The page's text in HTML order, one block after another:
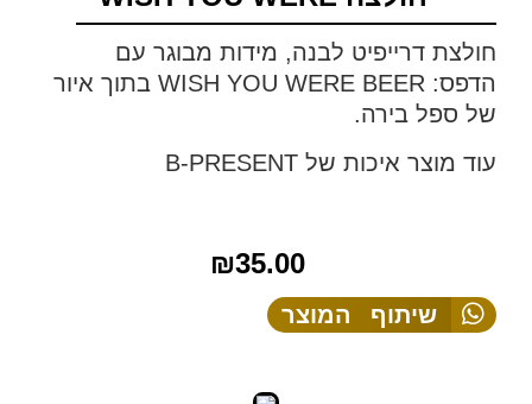
חולצת דרייפיט לבנה, מידות מבוגר עם
הדפס: WISH YOU WERE BEER בתוך איור
של ספל בירה.
עוד מוצר איכות של B-PRESENT
₪35.00
שיתוף המוצר